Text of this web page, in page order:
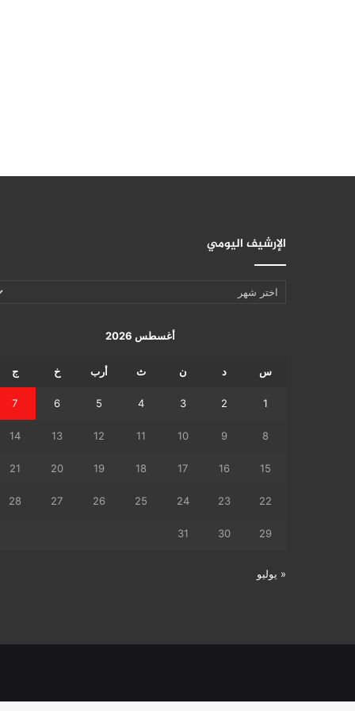
الإرشيف اليومي
الإرشيف
أغسطس 2026
س د ن ث أرب خ ج
1
2
3
4
5
6
7
8
9
10
11
12
13
14
15
16
17
18
19
20
21
22
23
24
25
26
27
28
29
30
31
« يوليو